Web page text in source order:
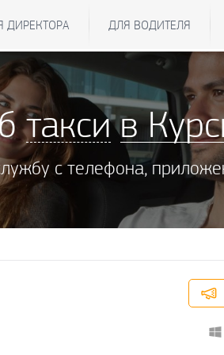
ДИРЕКТОРА ДЛЯ ВОДИТЕЛЯ
такси в
с телефона,